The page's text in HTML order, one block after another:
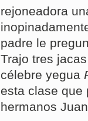
rejoneadora
padre le
Trajo tres
célebre yegua
esta clase que
hermanos